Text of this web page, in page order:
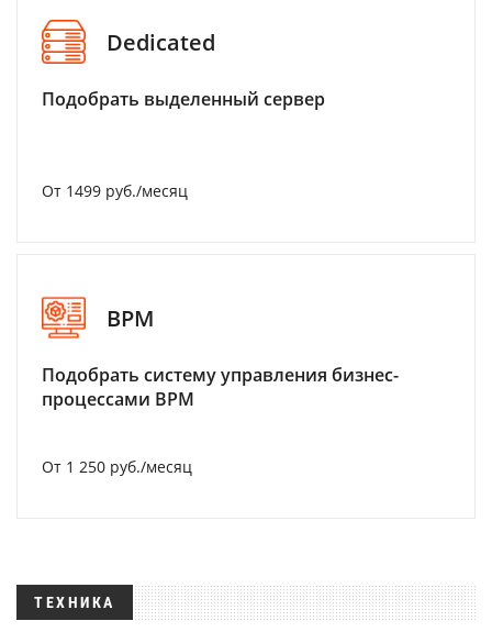
Dedicated
Подобрать выделенный сервер
От 1499 руб./месяц
BPM
Подобрать систему управления бизнес-
процессами BPM
От 1 250 руб./месяц
ТЕХНИКА